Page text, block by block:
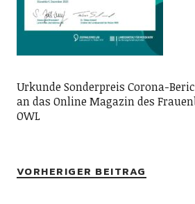
Urkunde Sonderpreis Corona-
an das Online Magazin des
OWL
VORHERIGER BEITRAG